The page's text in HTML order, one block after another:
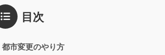
目次
都市変更のやり方